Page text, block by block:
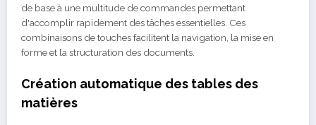
de base à une multitude de commandes permettant
d'accomplir rapidement des tâches essentielles. Ces
combinaisons de touches facilitent la navigation, la mise en
forme et la structuration des documents.
Création automatique des tables des
matières